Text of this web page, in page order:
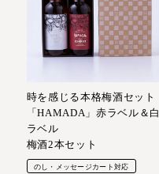
時を感じる本格梅酒セット
「HAMADA」赤ラベル＆白
ラベル
梅酒2本セット
のし・メッセージカート対応